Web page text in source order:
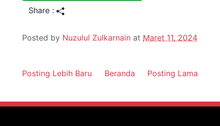
Share :
Posted by Nuzulul Zulkarnain at Maret 11, 2024
Posting Lebih Baru Posting Lama
Beranda